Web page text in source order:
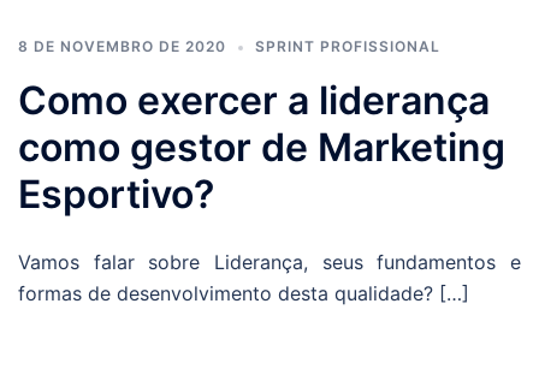
8 DE NOVEMBRO DE 2020 SPRINT PROFISSIONAL
Como exercer a liderança
como gestor de Marketing
Esportivo?
Vamos falar sobre Liderança, seus fundamentos e
formas de desenvolvimento desta qualidade? […]